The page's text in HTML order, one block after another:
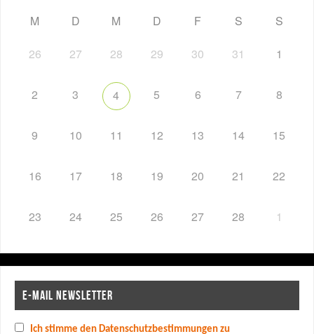
M D M D F S S
26 27 28 29 30 31 1
2 3 4 5 6 7 8
9 10 11 12 13 14 15
16 17 18 19 20 21 22
23 24 25 26 27 28 1
E-MAIL NEWSLETTER
Ich stimme den Datenschutzbestimmungen zu